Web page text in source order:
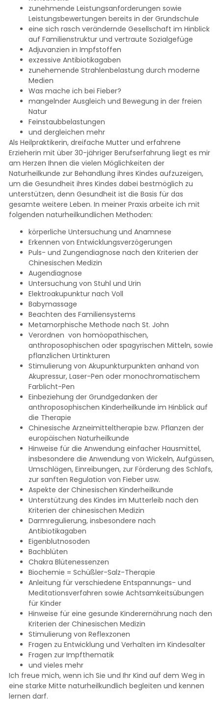
zunehmende Leistungsanforderungen sowie
Leistungsbewertungen bereits in der Grundschule
eine sich rasch verändernde Gesellschaft im Hinblick
auf Familienstruktur und vertraute Sozialgefüge
Adjuvanzien in Impfstoffen
exzessive Antibiotikagaben
zunehemende Strahlenbelastung durch moderne
Medien
Was mache ich bei Fieber?
mangelnder Ausgleich und Bewegung in der freien
Natur
Feinstaubbelastungen
und dergleichen mehr
Als Heilpraktikerin, dreifache Mutter und erfahrene
Erzieherin mit über 30-jähriger Berufserfahrung liegt es mir
am Herzen Ihnen die vielen Möglichkeiten der
Naturheilkunde zur Behandlung ihres Kindes aufzuzeigen,
um die Gesundheit ihres Kindes dabei bestmöglich zu
unterstützen, denn Gesundheit ist die Basis für das
gesamte weitere Leben. In meiner Praxis arbeite ich mit
folgenden naturheilkundlichen Methoden:
körperliche Untersuchung und Anamnese
Erkennen von Entwicklungsverzögerungen
Puls- und Zungendiagnose nach den Kriterien der
Chinesischen Medizin
Augendiagnose
Untersuchung von Stuhl und Urin
Elektroakupunktur nach Voll
Babymassage
Beachten des Familiensystems
Metamorphische Methode nach St. John
Verordnen von homöopathischen,
anthroposophischen oder spagyrischen Mitteln, sowie
pflanzlichen Urtinkturen
Stimulierung von Akupunkturpunkten anhand von
Akupressur, Laser-Pen oder monochromatischem
Farblicht-Pen
Einbeziehung der Grundgedanken der
anthroposophischen Kinderheilkunde im Hinblick auf
die Therapie
Chinesische Arzneimitteltherapie bzw. Pflanzen der
europäischen Naturheilkunde
Hinweise für die Anwendung einfacher Hausmittel,
insbesondere die Anwendung von Wickeln, Aufgüssen,
Umschlägen, Einreibungen, zur Förderung des Schlafs,
zur sanften Regulation von Fieber usw.
Aspekte der Chinesischen Kinderheilkunde
Unterstützung des Kindes im Mutterleib nach den
Kriterien der chinesischen Medizin
Darmregulierung, insbesondere nach
Antibiotikagaben
Eigenblutnosoden
Bachblüten
Chakra Blütenessenzen
Biochemie = Schüßler-Salz-Therapie
Anleitung für verschiedene Entspannungs- und
Meditationsverfahren sowie Achtsamkeitsübungen
für Kinder
Hinweise für eine gesunde Kinderernährung nach den
Kriterien der Chinesischen Medizin
Stimulierung von Reflexzonen
Fragen zu Entwicklung und Verhalten im Kindesalter
Fragen zur Impfthematik
und vieles mehr
Ich freue mich, wenn ich Sie und Ihr Kind auf dem Weg in
eine starke Mitte naturheilkundlich begleiten und kennen
lernen darf.